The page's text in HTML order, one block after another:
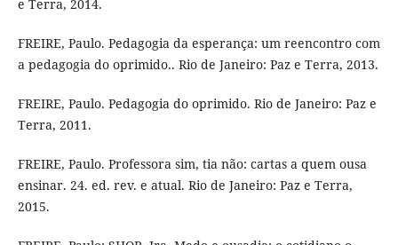
e Terra, 2014.
FREIRE, Paulo. Pedagogia da esperança: um reencontro com
a pedagogia do oprimido.. Rio de Janeiro: Paz e Terra, 2013.
FREIRE, Paulo. Pedagogia do oprimido. Rio de Janeiro: Paz e
Terra, 2011.
FREIRE, Paulo. Professora sim, tia não: cartas a quem ousa
ensinar. 24. ed. rev. e atual. Rio de Janeiro: Paz e Terra,
2015.